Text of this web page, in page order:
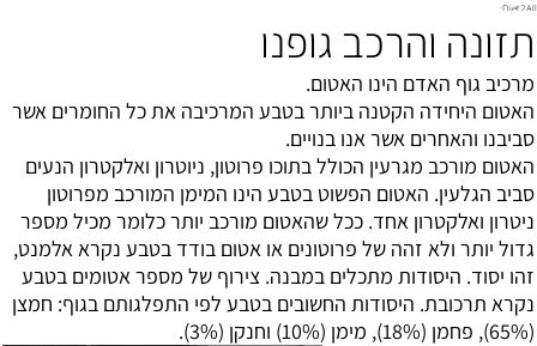
Diet2All:
שמאחורי
המושלם.
תזונה והרכב גופנו
מרכיב גוף האדם הינו האטום.
האטום היחידה הקטנה ביותר בטבע המרכיבה את כל החומרים אשר
סביבנו והאחרים אשר אנו בנויים.
האטום מורכב מגרעין הכולל בתוכו פרוטון, ניוטרון ואלקטרון הנעים
סביב הגלעין. האטום הפשוט בטבע הינו המימן המורכב מפרוטון
ניטרון ואלקטרון אחד. ככל שהאטום מורכב יותר כלומר מכיל מספר
גדול יותר ולא זהה של פרוטונים או אטום בודד בטבע נקרא אלמנט,
זהו יסוד. היסודות מתכלים במבנה. צירוף של מספר אטומים בטבע
נקרא תרכובת. היסודות החשובים בטבע לפי התפלגותם בגוף: חמצן
(65%), פחמן (18%), מימן (10%) וחנקן (3%).